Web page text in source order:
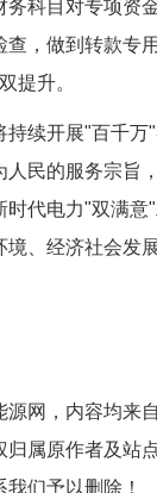
务科目对专项资
查，做到转款专
提升。
持续开展"百千万
人民的服务宗旨
时代电力"双满意
、经济社会发
源网，内容均来
归属原作者及站
们予以删除！